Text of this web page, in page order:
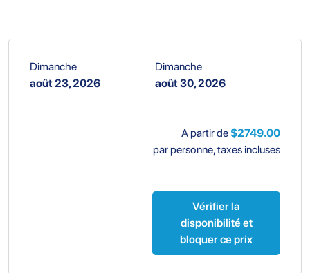
Dimanche
août 23, 2026
Dimanche
août 30, 2026
A partir de$2749.00
par personne, taxes incluses
Vérifier la
disponibilité et
bloquer ce prix